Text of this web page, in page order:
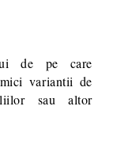
de pe care
variantii de
sau altor